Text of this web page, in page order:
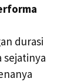
durasi
sejatinya